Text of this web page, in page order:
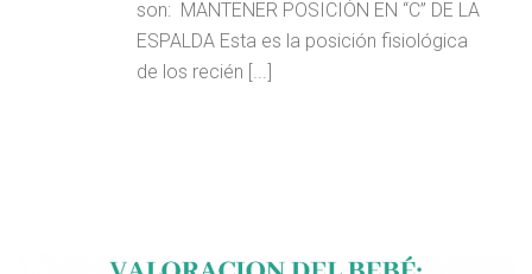
son: MANTENER POSICIÓN EN “C” DE LA
ESPALDA Esta es la posición fisiológica
de los recién [...]